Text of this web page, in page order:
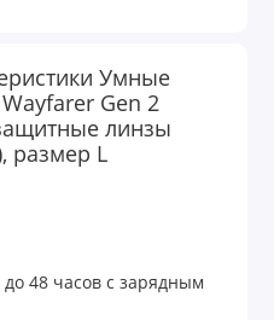
черный) — это дань
Ray-Ban. Они
были разработаны
обеспечивают
и гарантируют
Умные
Gen 2
линзы
размер L
48 часов с зарядным